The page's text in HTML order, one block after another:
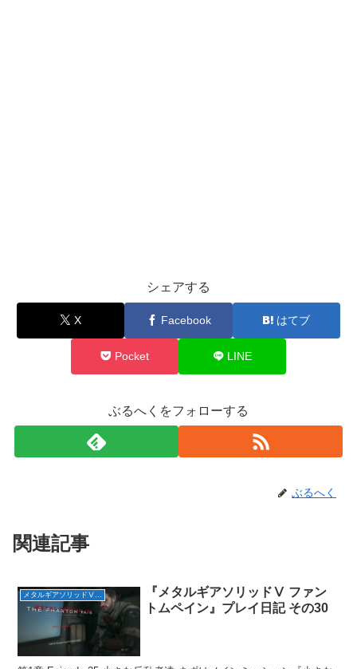
シェアする
X Facebook はてブ
Pocket LINE
ぶるへくをフォローする
ぶるへく
関連記事
メタルギアソリッドⅤ ファントムペイン
『メタルギアソリッドⅤ ファン
トムペイン』プレイ日記 その30